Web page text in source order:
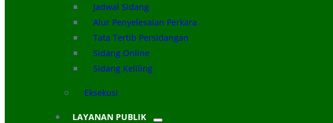
Jadwal Sidang
Alur Penyelesaian Perkara
Tata Tertib Persidangan
Sidang Online
Sidang Keliling
Eksekusi
LAYANAN PUBLIK